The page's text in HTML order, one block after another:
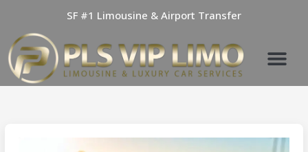
content
SF #1 Limousine & Airport Transfer